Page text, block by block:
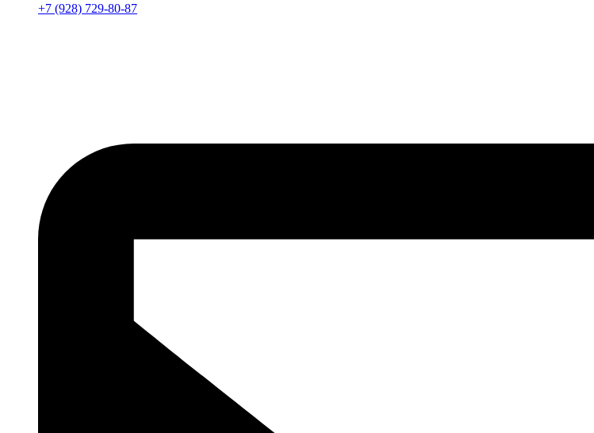
+7 (928) 729-80-87